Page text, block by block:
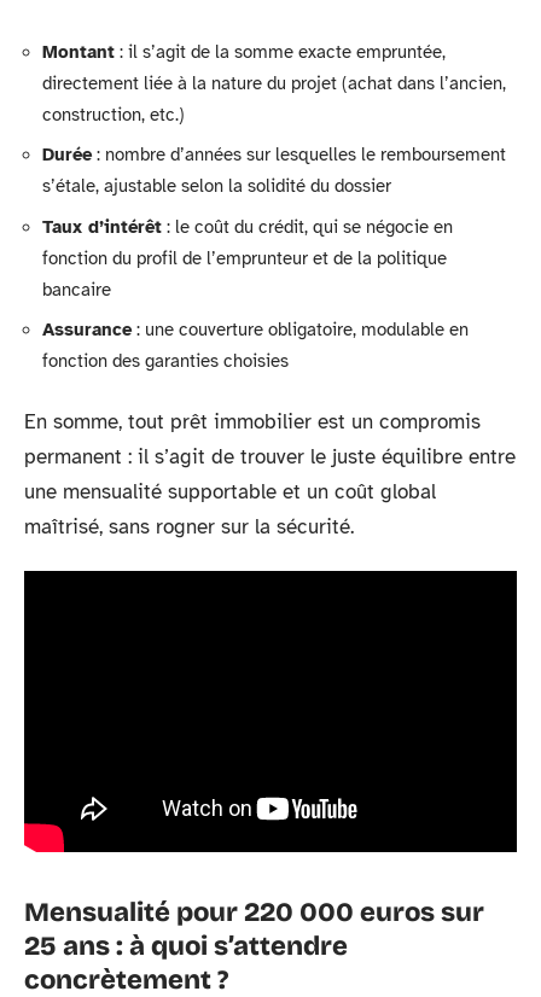
Montant : il s’agit de la somme exacte empruntée,
directement liée à la nature du projet (achat dans l’ancien,
construction, etc.)
Durée: nombre d’années sur lesquelles le remboursement
s’étale, ajustable selon la solidité du dossier
Taux d’intérêt : le coût du crédit, qui se négocie en
fonction du profil de l’emprunteur et de la politique
bancaire
Assurance: une couverture obligatoire, modulable en
fonction des garanties choisies
En somme, tout prêt immobilier est un compromis
permanent : il s’agit de trouver le juste équilibre entre
une mensualité supportable et un coût global
maîtrisé, sans rogner sur la sécurité.
Mensualité pour 220 000 euros sur
25 ans : à quoi s’attendre
concrètement ?